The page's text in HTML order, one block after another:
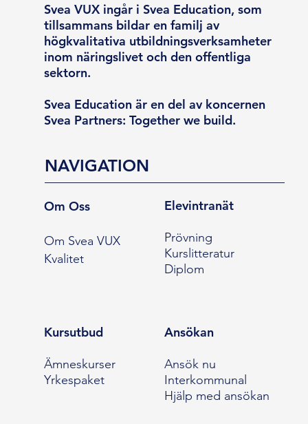
Svea VUX ingår i Svea Education, som
tillsammans bildar en familj av
högkvalitativa utbildningsverksamheter
inom näringslivet och den offentliga
sektorn.
Svea Education är en del av koncernen
Svea Partners: Together we build.
NAVIGATION
Om Oss
Om Svea VUX
Kvalitet
Elevintranät
Prövning
Kurslitteratur
Diplom
Kursutbud
Ämneskurser
Yrkespaket
Ansökan
Ansök nu
Interkommunal
Hjälp med ansökan